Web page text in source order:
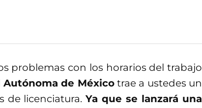
problemas con los horarios del trabajo
de Méxicotrae a ustedes un
de licenciatura.Ya que se lanzará una